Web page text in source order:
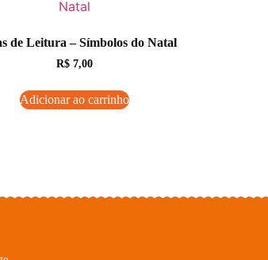
de Leitura – Símbolos do Natal
R$7,00
Adicionar ao carrinho